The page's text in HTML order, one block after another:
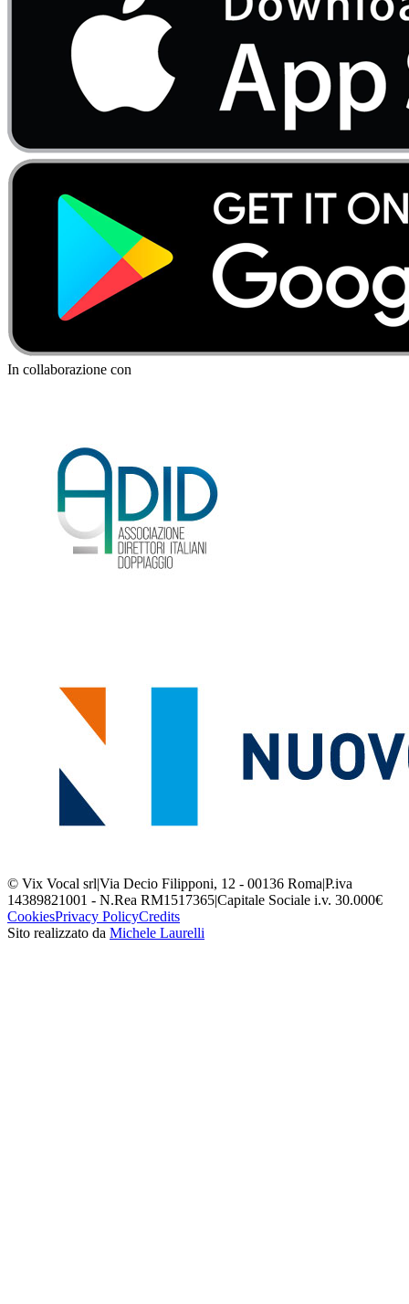
In collaborazione con
© Vix Vocal srl|Via Decio Filipponi, 12 - 00136 Roma|P.iva
14389821001 - N.Rea RM1517365|Capitale Sociale i.v. 30.000€
CookiesPrivacy PolicyCredits
Sito realizzato da Michele Laurelli